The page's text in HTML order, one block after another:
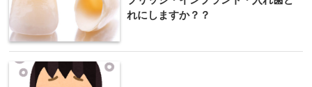
れにしますか？？